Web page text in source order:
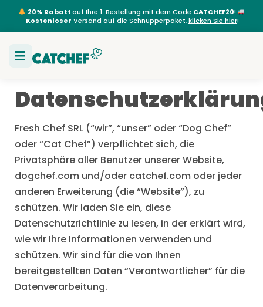
20% Rabattauf Ihre 1. Bestellung mit dem Code CATCHEF20!
Kostenloser Versand auf die Schnupperpaket,klicken Sie hier!
Fresh Chef SRL (“wir”, “unser” oder “Dog Chef”
oder “Cat Chef”) verpflichtet sich, die
Privatsphäre aller Benutzer unserer Website,
dogchef.com und/oder catchef.com oder jeder
anderen Erweiterung (die “Website”), zu
schützen. Wir laden Sie ein, diese
Datenschutzrichtlinie zu lesen, in der erklärt wird,
wie wir Ihre Informationen verwenden und
schützen. Wir sind für die von Ihnen
bereitgestellten Daten “Verantwortlicher” für die
Datenverarbeitung.